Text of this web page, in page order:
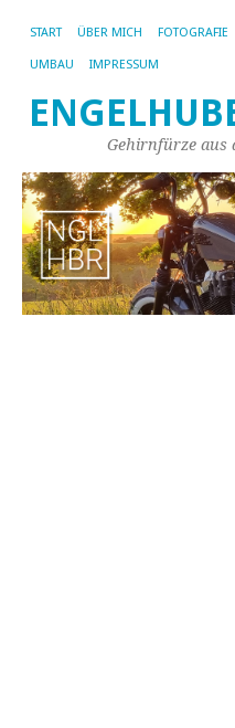
START ÜBER MICH FOTOGRAFIE
UMBAU IMPRESSUM
Gehirnfürze aus